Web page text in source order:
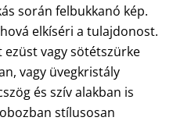
során felbukkanó kép.
elkíséri a tulajdonost.
vagy sötétszürke
vagy üvegkristály
és szív alakban is
stílusosan